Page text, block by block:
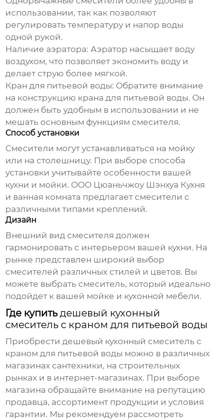
использовании, так как позволяют
регулировать температуру и напор воды
одной рукой.
Наличие аэратора: Аэратор насыщает воду
воздухом, что позволяет экономить воду и
делает струю более мягкой.
Кран для питьевой воды: Обратите внимание
на конструкцию крана для питьевой воды. Он
должен быть удобным в использовании и не
мешать основным функциям смесителя.
Способ установки
Смесители могут устанавливаться на мойку
или на столешницу. При выборе способа
установки учитывайте особенности вашей
кухни и мойки. ООО Цюаньчжоу Шэнхуа Кухня
и ванная комната предлагает смесители с
различными типами креплений.
Дизайн
Внешний вид смесителя должен
гармонировать с интерьером вашей кухни. На
рынке представлен широкий выбор
смесителей различных стилей и цветов. Вы
можете выбрать смеситель, который идеально
подойдет к вашей мойке и кухонной мебели.
Где купитьдешевый кухонный
смеситель с краном для питьевой воды
Приобрестидешевый кухонный смеситель с
краном для питьевой воды можно в различных
магазинах сантехники, на строительных
рынках и в интернет-магазинах. При выборе
магазина обращайте внимание на репутацию
продавца, ассортимент продукции и условия
гарантии. Мы рекомендуем рассмотреть